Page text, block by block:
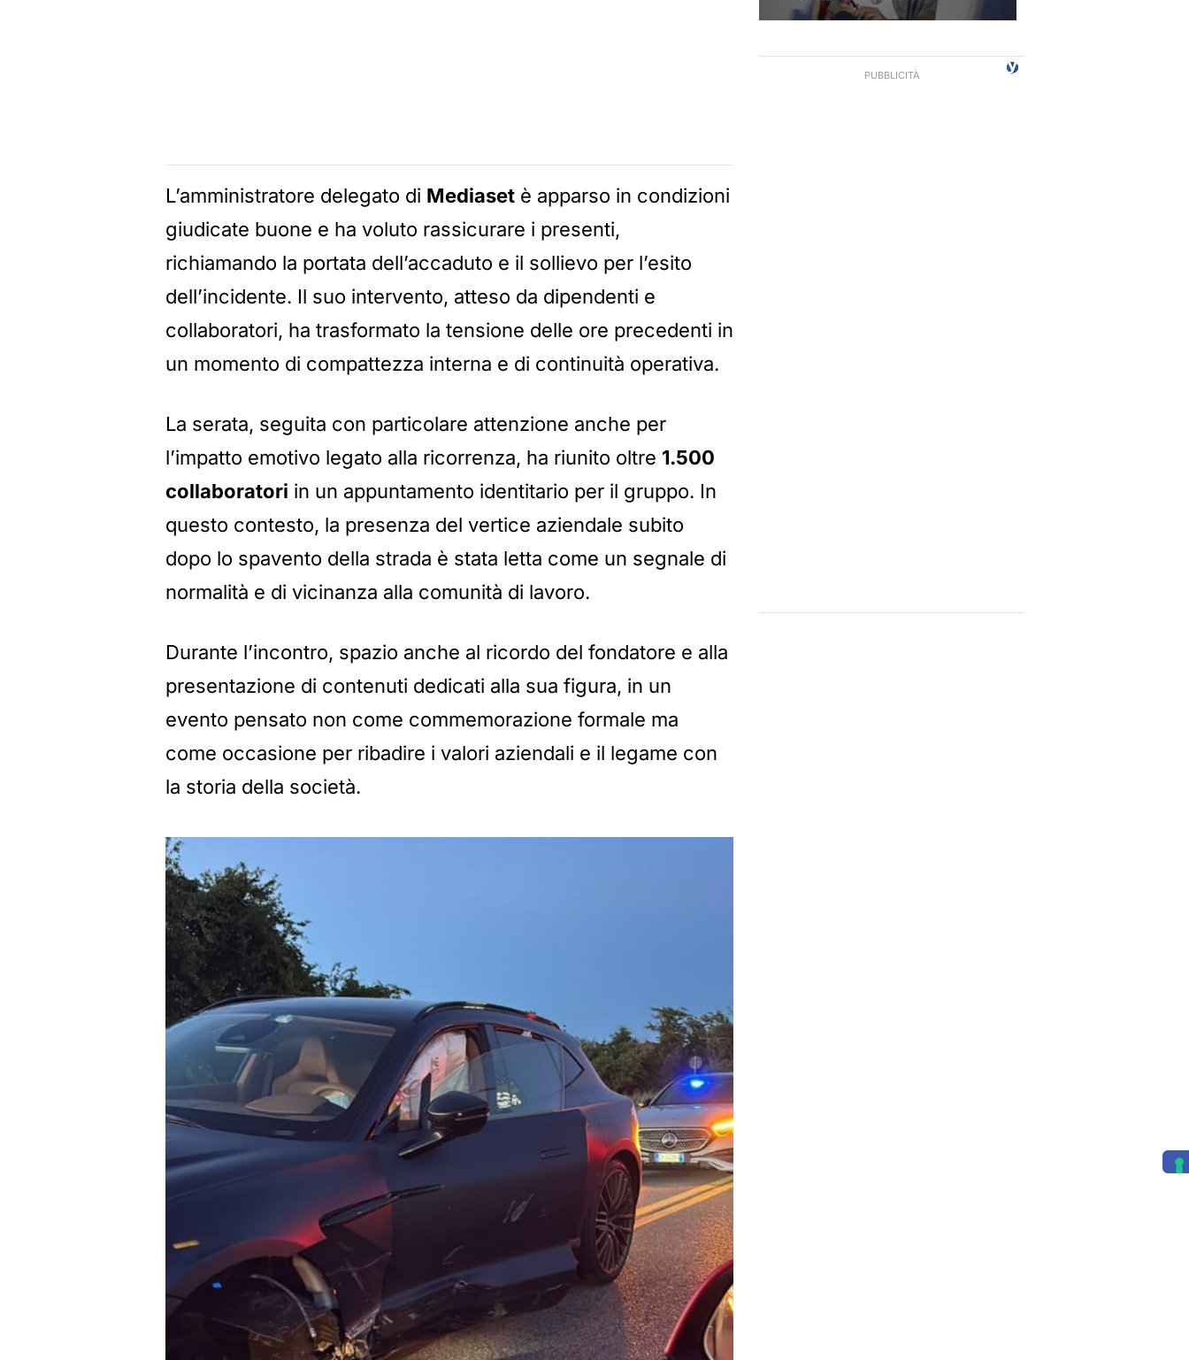
L’amministratore delegato di Mediaset è apparso in condizioni
giudicate buone e ha voluto rassicurare i presenti,
richiamando la portata dell’accaduto e il sollievo per l’esito
dell’incidente. Il suo intervento, atteso da dipendenti e
collaboratori, ha trasformato la tensione delle ore precedenti in
un momento di compattezza interna e di continuità operativa.
La serata, seguita con particolare attenzione anche per
l’impatto emotivo legato alla ricorrenza, ha riunito oltre 1.500
collaboratori in un appuntamento identitario per il gruppo. In
questo contesto, la presenza del vertice aziendale subito
dopo lo spavento della strada è stata letta come un segnale di
normalità e di vicinanza alla comunità di lavoro.
Durante l’incontro, spazio anche al ricordo del fondatore e alla
presentazione di contenuti dedicati alla sua figura, in un
evento pensato non come commemorazione formale ma
come occasione per ribadire i valori aziendali e il legame con
la storia della società.